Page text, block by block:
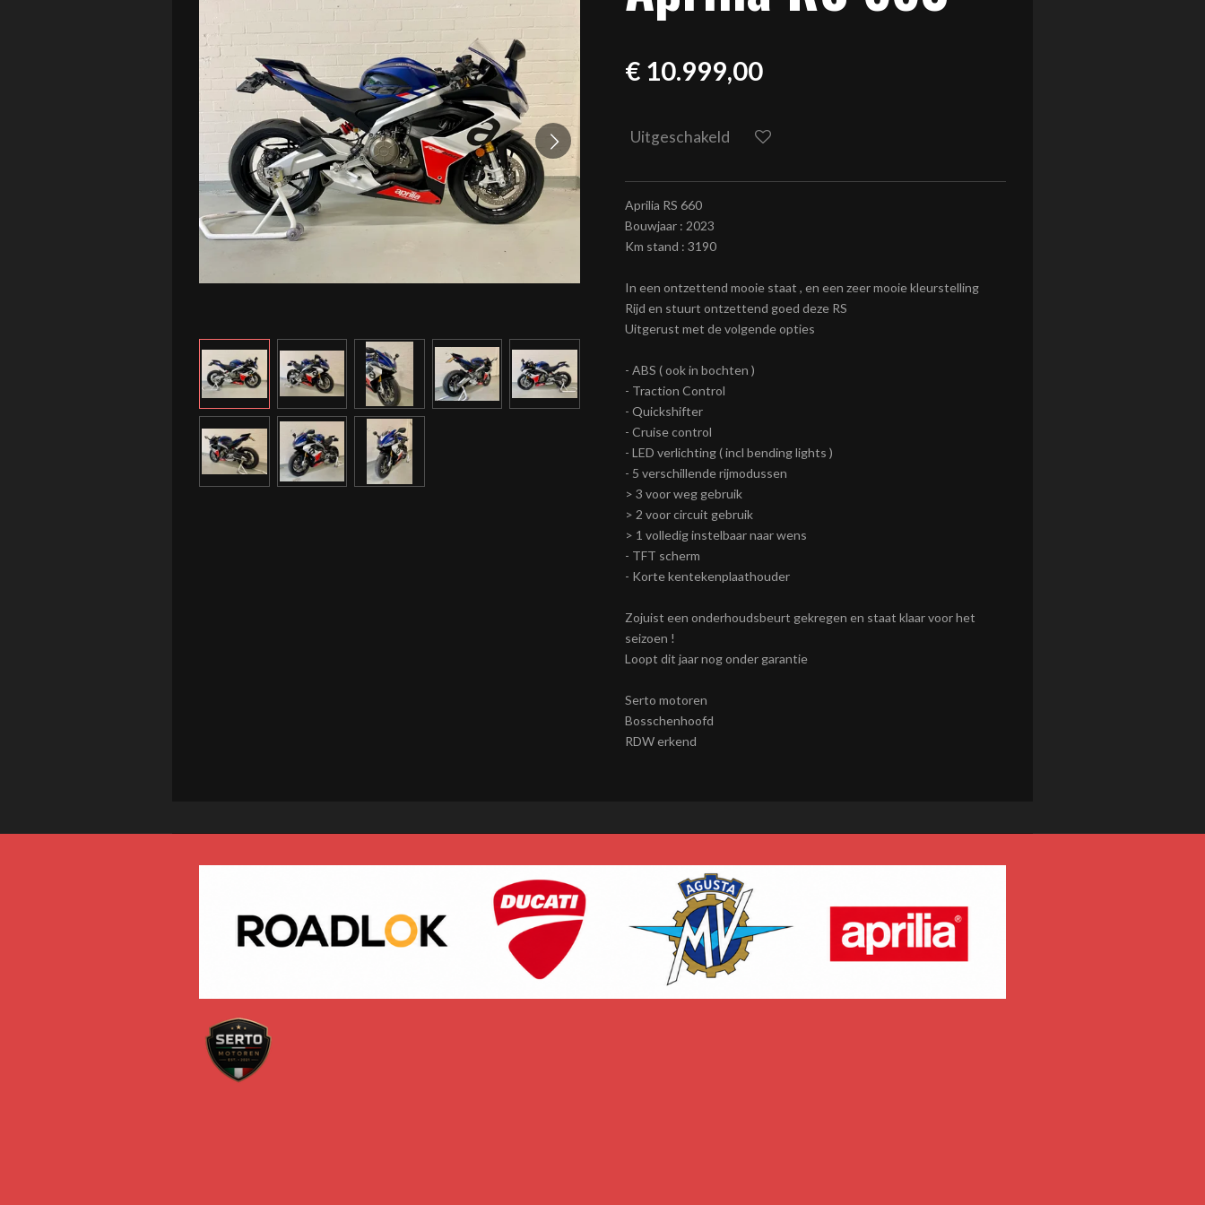
€ 10.999,00
Uitgeschakeld
Aprilia RS 660
Bouwjaar : 2023
Km stand : 3190
In een ontzettend mooie staat , en een zeer mooie kleurstelling
Rijd en stuurt ontzettend goed deze RS
Uitgerust met de volgende opties
- ABS ( ook in bochten )
- Traction Control
- Quickshifter
- Cruise control
- LED verlichting ( incl bending lights )
- 5 verschillende rijmodussen
> 3 voor weg gebruik
> 2 voor circuit gebruik
> 1 volledig instelbaar naar wens
- TFT scherm
- Korte kentekenplaathouder
Zojuist een onderhoudsbeurt gekregen en staat klaar voor het
seizoen !
Loopt dit jaar nog onder garantie
Serto motoren
Bosschenhoofd
RDW erkend